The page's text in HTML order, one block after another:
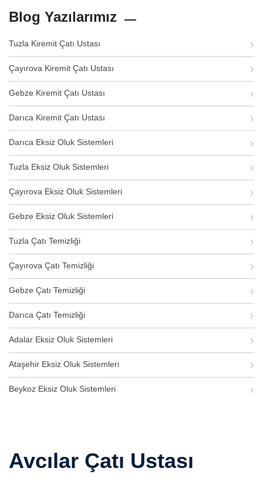
Blog Yazılarımız
Tuzla Kiremit Çatı Ustası
Çayırova Kiremit Çatı Ustası
Gebze Kiremit Çatı Ustası
Darıca Kiremit Çatı Ustası
Darıca Eksiz Oluk Sistemleri
Tuzla Eksiz Oluk Sistemleri
Çayırova Eksiz Oluk Sistemleri
Gebze Eksiz Oluk Sistemleri
Tuzla Çatı Temizliği
Çayırova Çatı Temizliği
Gebze Çatı Temizliği
Darıca Çatı Temizliği
Adalar Eksiz Oluk Sistemleri
Ataşehir Eksiz Oluk Sistemleri
Beykoz Eksiz Oluk Sistemleri
Avcılar Çatı Ustası